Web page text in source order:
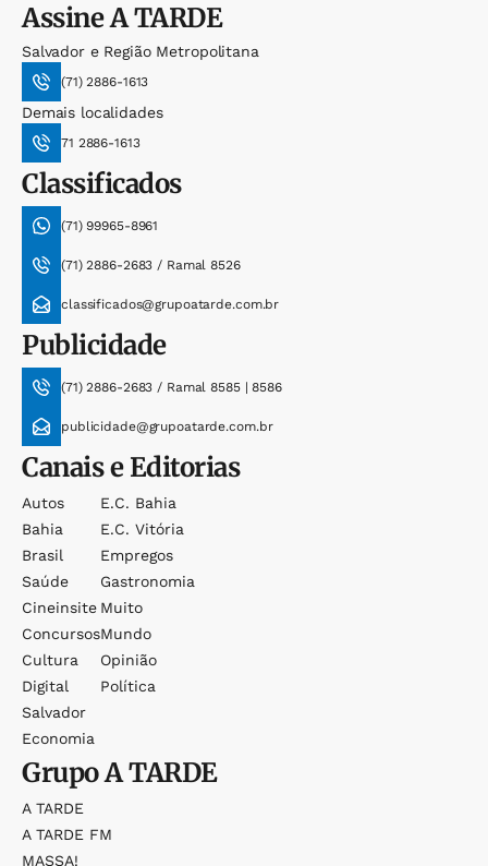
AssineA TARDE
Salvador e Região Metropolitana
(71) 2886-1613
Demais localidades
71 2886-1613
Classificados
(71) 99965-8961
(71) 2886-2683 / Ramal 8526
classificados@grupoatarde.com.br
Publicidade
(71) 2886-2683 / Ramal 8585 | 8586
publicidade@grupoatarde.com.br
Canais e Editorias
Autos
Bahia
Brasil
Saúde
Cineinsite
Concursos
Cultura
Digital
Salvador
Economia
E.c. Bahia
E.c. Vitória
Empregos
Gastronomia
Muito
Mundo
Opinião
Política
GrupoA TARDE
A TARDE
A TARDE FM
MASSA!